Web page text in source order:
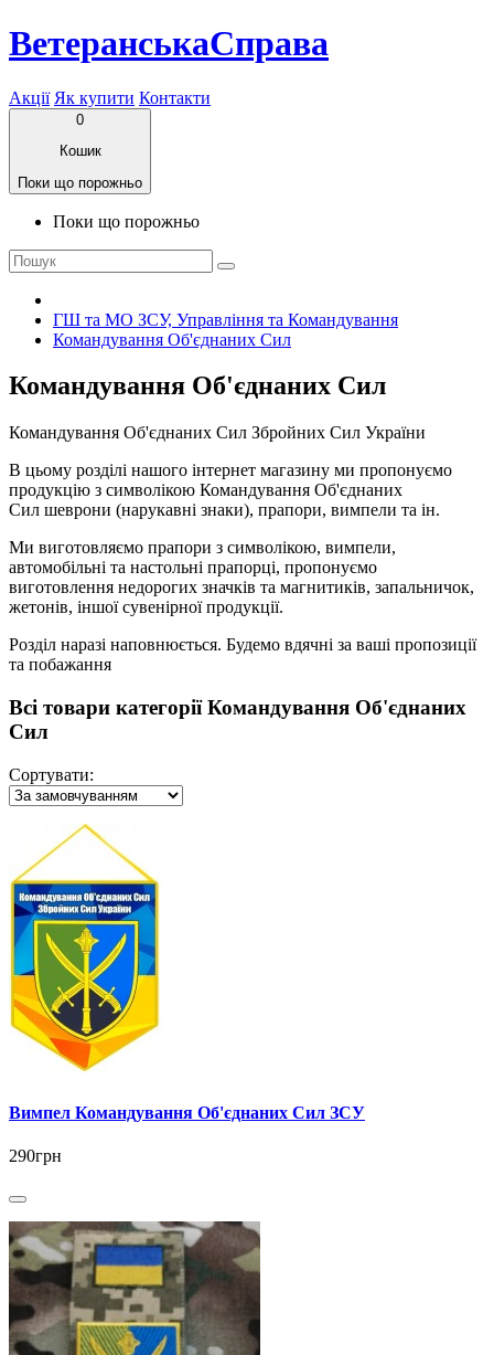
ВетеранськаСправа
Акції Як купити Контакти
0
Кошик
Поки що порожньо
Поки що порожньо
ГШ та МО ЗСУ, Управління та Командування
Командування Об'єднаних Сил
Командування Об'єднаних Сил
Командування Об'єднаних Сил Збройних Сил України
В цьому розділі нашого інтернет магазину ми пропонуємо
продукцію з символікою Командування Об'єднаних
Сил шеврони (нарукавні знаки), прапори, вимпели та ін.
Ми виготовляємо прапори з символікою, вимпели,
автомобільні та настольні прапорці, пропонуємо
виготовлення недорогих значків та магнитиків, запальничок,
жетонів, іншої сувенірної продукції.
Розділ наразі наповнюється. Будемо вдячні за ваші пропозиції
та побажання
Всі товари категорії Командування Об'єднаних
Сил
Сортувати:
Вимпел Командування Об'єднаних Сил ЗСУ
290грн